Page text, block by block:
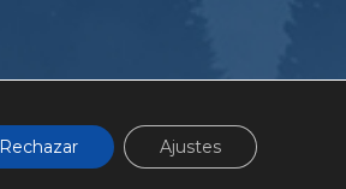
Rechazar Ajustes